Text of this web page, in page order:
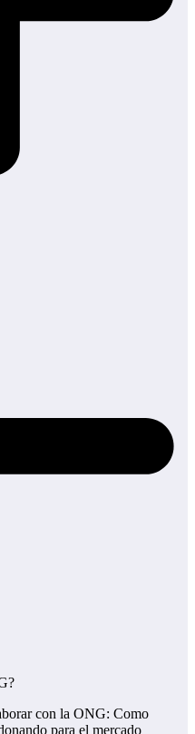
con la ONG: Como
para el mercado